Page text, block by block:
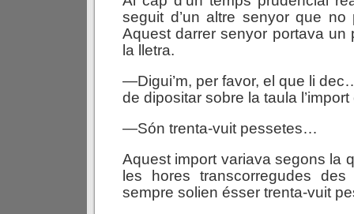
seguit d’un altre senyor que no
Aquest darrer senyor portava un
la lletra.
—Digui’m, per favor, el que li
de dipositar sobre la taula
—Són trenta-vuit pessetes…
Aquest import variava segons la
les hores transcorregudes
sempre solien ésser trenta-vuit